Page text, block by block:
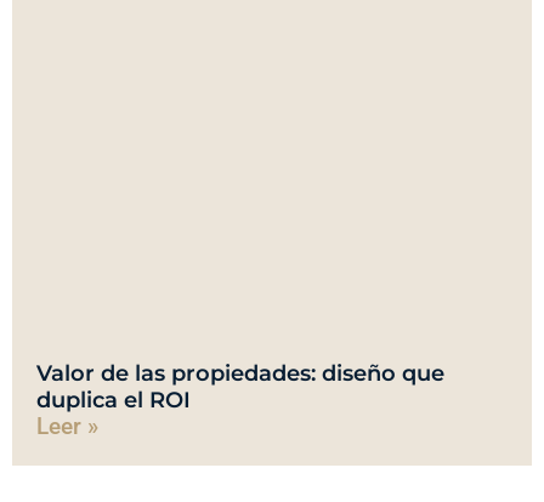
Valor de las propiedades: diseño que
duplica el ROI
Leer »